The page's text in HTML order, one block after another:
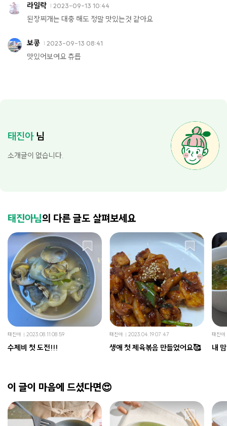
라일락 2023-09-13 10:44
된장찌개는 대충 해도 정말 맛있는것 같아요
보콩 2023-09-13 08:41
맛있어보여요 츄릅
태진아님
소개글이 없습니다.
태진아님의 다른 글도 살펴보세요
태진아 2023.08.11 08:59
수제비 첫 도전!!!
태진아 2023.04.19 07:47
생애 첫 제육볶음 만들었어요🥰
태진아
내
이 글이 마음에 드셨다면😍